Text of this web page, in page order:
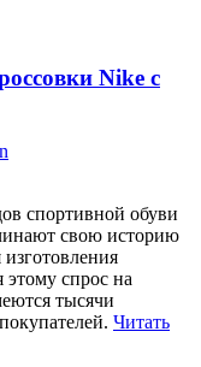
Nike с
спортивной обуви
свою историю
этому спрос на
тысячи
Читать